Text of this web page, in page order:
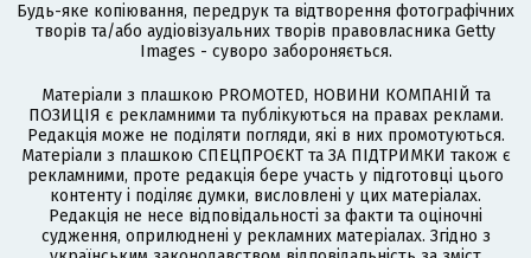
Будь-яке копіювання, передрук та відтворення фотографічних
творів та/або аудіовізуальних творів правовласника Getty
Images - суворо забороняється.
Матеріали з плашкою PROMOTED, НОВИНИ КОМПАНІЙ та
ПОЗИЦІЯ є рекламними та публікуються на правах реклами.
Редакція може не поділяти погляди, які в них промотуються.
Матеріали з плашкою СПЕЦПРОЄКТ та ЗА ПІДТРИМКИ також є
рекламними, проте редакція бере участь у підготовці цього
контенту і поділяє думки, висловлені у цих матеріалах.
Редакція не несе відповідальності за факти та оціночні
судження, оприлюднені у рекламних матеріалах. Згідно з